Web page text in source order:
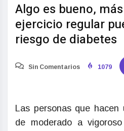
Algo es bueno,
ejercicio regular
riesgo de diabetes
Sin Comentarios 1079
Las personas que hacen
de moderado a